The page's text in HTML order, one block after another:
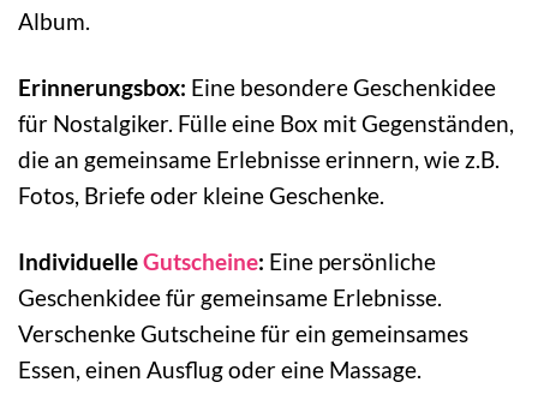
Album.
Erinnerungsbox: Eine besondere Geschenkidee
für Nostalgiker. Fülle eine Box mit Gegenständen,
die an gemeinsame Erlebnisse erinnern, wie z.B.
Fotos, Briefe oder kleine Geschenke.
IndividuelleGutscheine: Eine persönliche
Geschenkidee für gemeinsame Erlebnisse.
Verschenke Gutscheine für ein gemeinsames
Essen, einen Ausflug oder eine Massage.